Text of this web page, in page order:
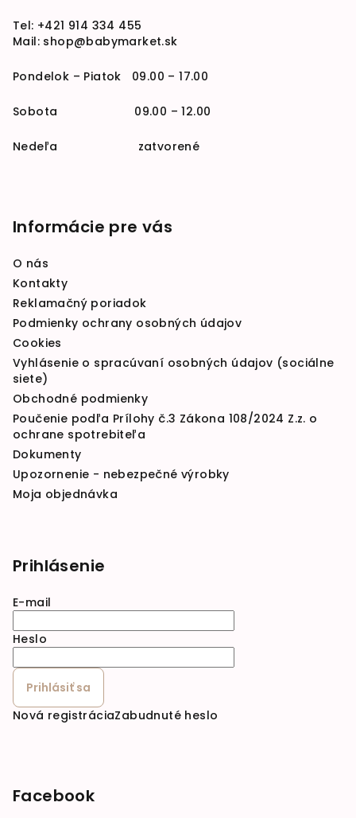
Tel: +421 914 334 455
Mail: shop@babymarket.sk
Pondelok – Piatok 09.00 – 17.00
Sobota 09.00 – 12.00
Nedeľa zatvorené
Informácie pre vás
O nás
Kontakty
Reklamačný poriadok
Podmienky ochrany osobných údajov
Cookies
Vyhlásenie o spracúvaní osobných údajov (sociálne
siete)
Obchodné podmienky
Poučenie podľa Prílohy č.3 Zákona 108/2024 Z.z. o
ochrane spotrebiteľa
Dokumenty
Upozornenie - nebezpečné výrobky
Moja objednávka
Prihlásenie
E-mail
Heslo
Prihlásiť sa
Nová registráciaZabudnuté heslo
Facebook